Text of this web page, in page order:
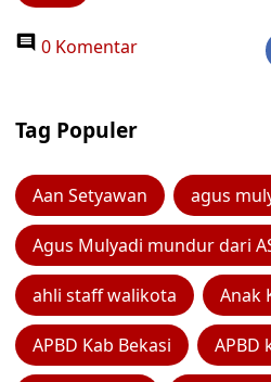
0 Komentar
Tag Populer
Aan Setyawan agus
Agus Mulyadi mundur dari
ahli staff walikota Anak
APBD Kab Bekasi APBD